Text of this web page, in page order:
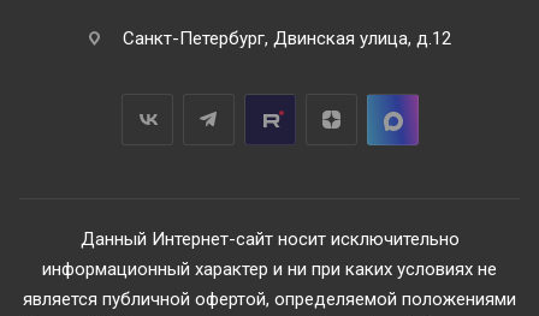
Санкт-Петербург, Двинская улица, д.12
Данный Интернет-сайт носит исключительно
информационный характер и ни при каких условиях не
является публичной офертой, определяемой положениями